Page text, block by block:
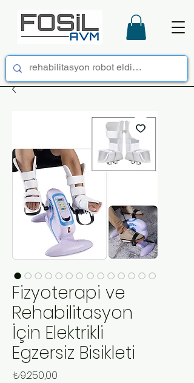
Fizyoterapi ve
Rehabilitasyon
İçin Elektrikli
Egzersiz Bisikleti
₺9.250,00